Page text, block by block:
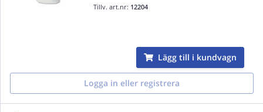
Tillv. art.nr: 12204
Lägg till i kundvagn
Logga in eller registrera